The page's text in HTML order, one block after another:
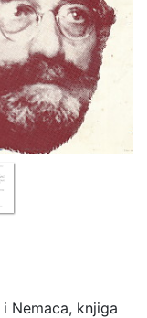
Nemaca, knjiga